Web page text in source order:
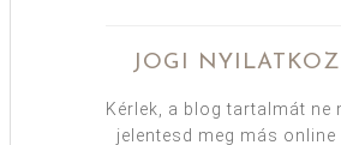
JOGI
Kérlek, a blog tartalmát ne
jelentesd meg más